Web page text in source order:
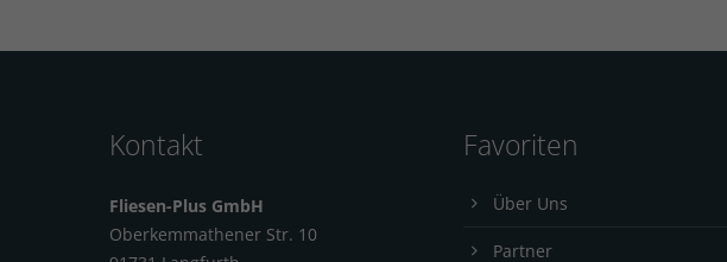
Kontakt
Fliesen-Plus GmbH
Oberkemmathener Str. 10
Favoriten
Über Uns
Partner